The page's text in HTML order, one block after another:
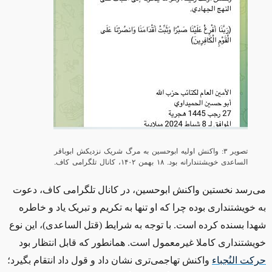
تصویر ۳: واکنش اولیه ابوحسین به مرگ شریک نزدیکش ابوباقر
الساعدی خویشتندارانه بود. ۱۸ بهمن ۱۴۰۲، کانال تلگرامی کاف.
می‌رسد نخستین واکنش ابوحسین، در کانال تلگرامی کاف، دعوت
به خویشتنداری بوده چرا که او تنها به تکریم و تبریک یاد و خاطره
شهدا بسنده کرده است. با توجه به شرایط (قتل الساعدی)، این نوع
خویشتنداری کاملا غیرمعمول است. همانطور که قابل انتظار بود
حرکت النُجباء واکنش تهاجمی‌تری نشان داد و قول داد انتقام بگیرد؛